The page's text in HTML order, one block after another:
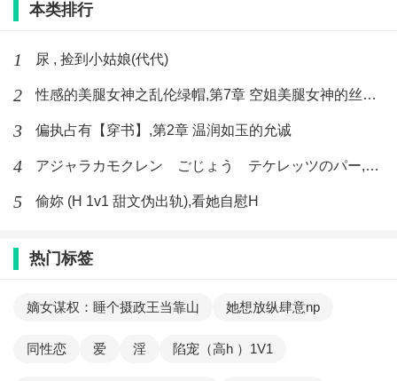
本类排行
1 尿 , 捡到小姑娘(代代)
2 性感的美腿女神之乱伦绿帽,第7章 空姐美腿女神的丝袜足交
3 偏执占有【穿书】,第2章 温润如玉的允诚
4 アジャラカモクレン ごじょう テケレッツのパー,【No. 42 Rube Goldberg Machine】十四
5 偷妳 (H 1v1 甜文伪出轨),看她自慰H
热门标签
嫡女谋权：睡个摄政王当靠山 她想放纵肆意np
同性恋 爱 淫 陷宠（高h ）1V1